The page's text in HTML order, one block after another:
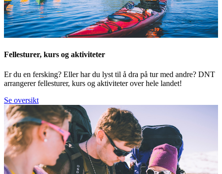
Fellesturer, kurs og aktiviteter
Er du en fersking? Eller har du lyst til å dra på tur med andre? DNT
arrangerer fellesturer, kurs og aktiviteter over hele landet!
Se oversikt